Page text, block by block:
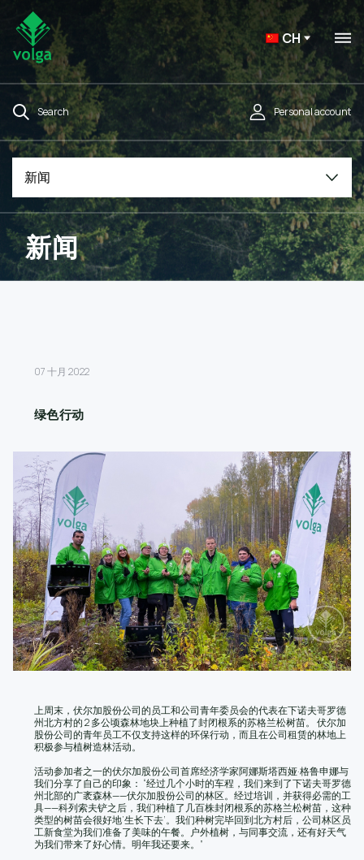
CH
Search Personal account
新闻
新闻
07 十月 2022
绿色行动
上周末，伏尔加股份公司的员工和公司青年委员会的代表在下诺夫哥罗德
州北方村的 2 多公顷森林地块上种植了封闭根系的苏格兰松树苗。 伏尔加
股份公司的青年员工不仅支持这样的环保行动，而且在公司租赁的林地上
积极参与植树造林活动。
活动参加者之一的伏尔加股份公司首席经济学家阿娜斯塔西娅·格鲁申娜与
我们分享了自己的印象： “经过几个小时的车程，我们来到了下诺夫哥罗德
州北部的广袤森林——伏尔加股份公司的林区。经过培训，并获得必需的工
具——科列索夫铲之后，我们种植了几百株封闭根系的苏格兰松树苗，这种
类型的树苗会很好地‘生长下去’。我们种树完毕回到北方村后，公司林区员
工新食堂为我们准备了美味的午餐。户外植树，与同事交流，还有好天气
为我们带来了好心情。明年我还要来。”